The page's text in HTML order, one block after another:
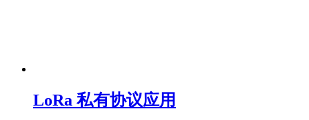
LoRa 私有协议应用